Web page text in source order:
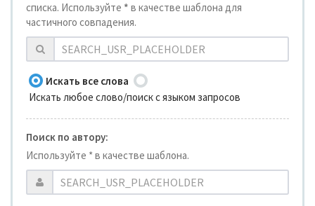
списка. Используйте * в качестве шаблона для
частичного совпадения.
Искать все слова
Искать любое слово/поиск с языком запросов
Поиск по автору:
Используйте * в качестве шаблона.